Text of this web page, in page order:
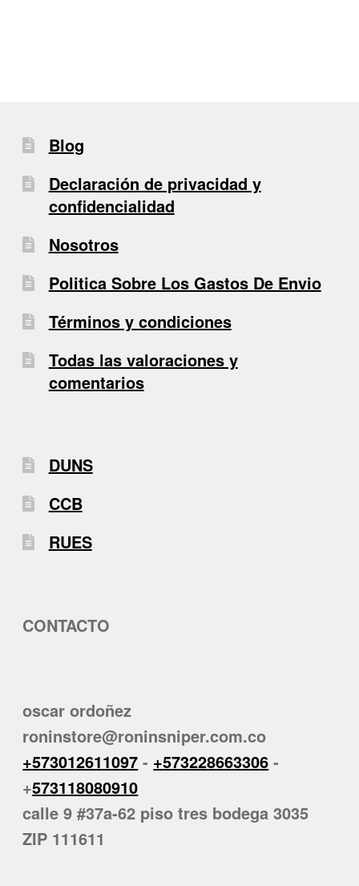
Blog
Declaración de privacidad y
confidencialidad
Nosotros
Politica Sobre Los Gastos De Envio
Términos y condiciones
Todas las valoraciones y
comentarios
DUNS
CCB
RUES
CONTACTO
oscar ordoñez
roninstore@roninsniper.com.co
+573012611097 - +573228663306 -
+573118080910
calle 9 #37a-62 piso tres bodega 3035
ZIP 111611